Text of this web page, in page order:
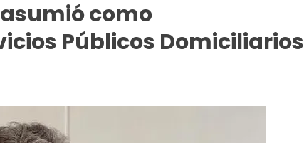
como
Públicos Domiciliarios